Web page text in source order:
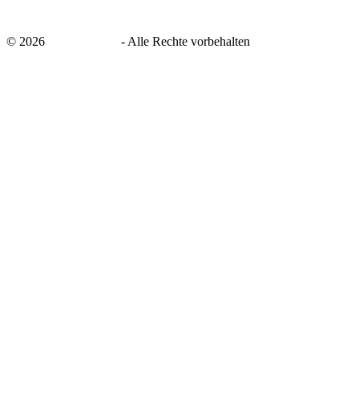
© 2026 - Alle Rechte vorbehalten